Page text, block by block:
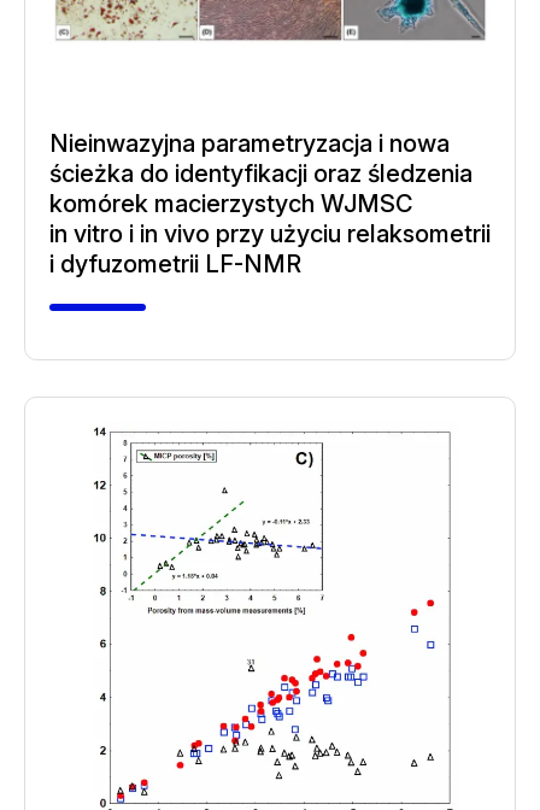
Nieinwazyjna parametryzacja i nowa
ścieżka do identyfikacji oraz śledzenia
komórek macierzystych WJMSC
in vitro i in vivo przy użyciu relaksometrii
i dyfuzometrii LF-NMR